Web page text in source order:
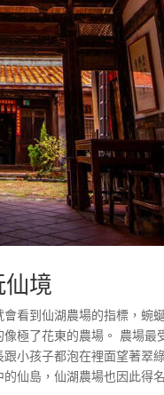
境
看到仙湖農場的指標，蜿
極了花東的農場。 農場
小孩子都泡在裡面望著翠
仙島，仙湖農場也因此得